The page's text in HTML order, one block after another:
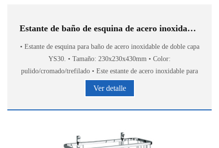
Estante de baño de esquina de acero inoxidable YS30
• Estante de esquina para baño de acero inoxidable de doble capa
YS30. • Tamaño: 230x230x430mm • Color:
pulido/cromado/trefilado • Este estante de acero inoxidable para
Ver detalle